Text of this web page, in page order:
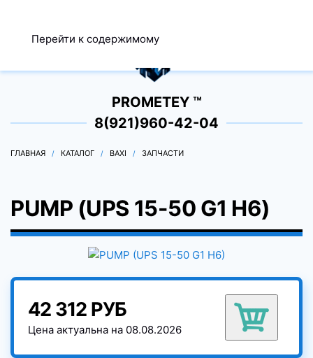
Перейти к содержимому
0
PROMETEY ™
8(921)960-42-04
ГЛАВНАЯ КАТАЛОГ BAXI ЗАПЧАСТИ
PUMP (UPS 15-50 G1 H6)
42 312 РУБ
Цена актуальна на 08.08.2026